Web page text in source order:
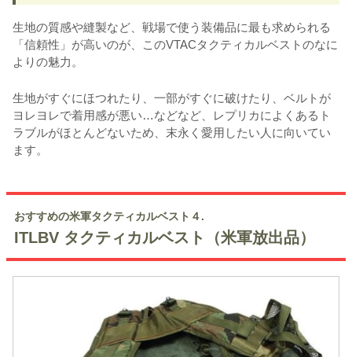
生地の質感や縫製など、戦場で使う装備品に最も求められる
「信頼性」が高いのが、このVTACタクティカルベストのなに
よりの魅力。
生地がすぐにほつれたり、一部がすぐに破けたり、ベルトが
ヨレヨレで着用感が悪い…などなど、レプリカによくあるト
ラブルがほとんどないため、末永く愛用したい人に向いてい
ます。
おすすめの米軍タクティカルベスト４.
ITLBV タクティカルベスト（米軍放出品）